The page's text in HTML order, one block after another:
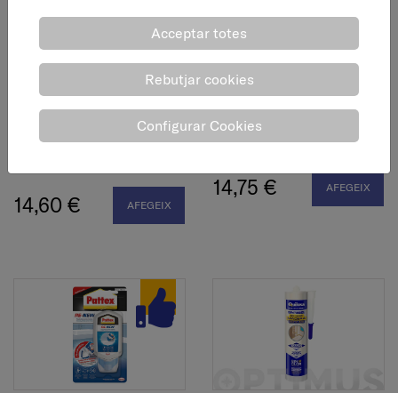
Adhesiu i segellador,
multiús, transparent, 290
14,60 € AFEGEIX
Eliminador silicona, 100
ml
14,75 € AFEGEIX
Acceptar totes
Rebutjar cookies
Configurar Cookies